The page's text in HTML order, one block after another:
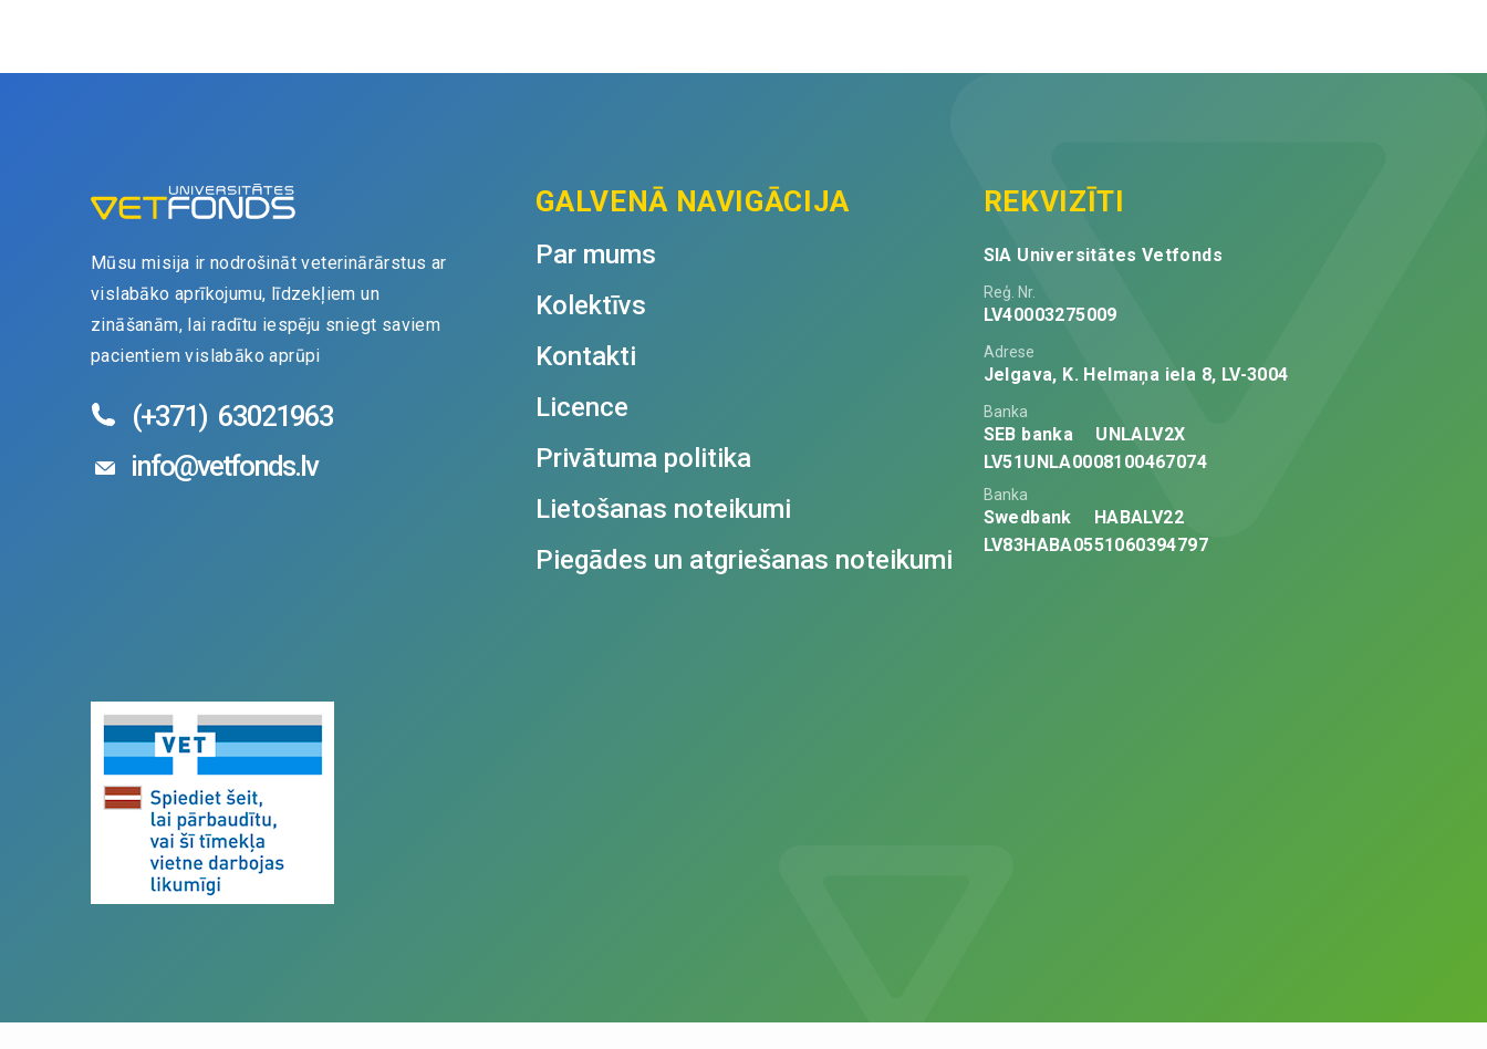
Mūsu misija ir nodrošināt veterinārārstus ar
vislabāko aprīkojumu, līdzekļiem un
zināšanām, lai radītu iespēju sniegt saviem
pacientiem vislabāko aprūpi
(+371) 63021963
info@vetfonds.lv
GALVENĀ NAVIGĀCIJA
Par mums
Kolektīvs
Kontakti
Licence
Privātuma politika
Lietošanas noteikumi
Piegādes un atgriešanas noteikumi
REKVIZĪTI
SIA Universitātes Vetfonds
Reģ. Nr.
LV40003275009
Adrese
Jelgava, K. Helmaņa iela 8, LV-3004
Banka
SEB banka
UNLALV2X
LV51UNLA0008100467074
Banka
Swedbank
HABALV22
LV83HABA0551060394797